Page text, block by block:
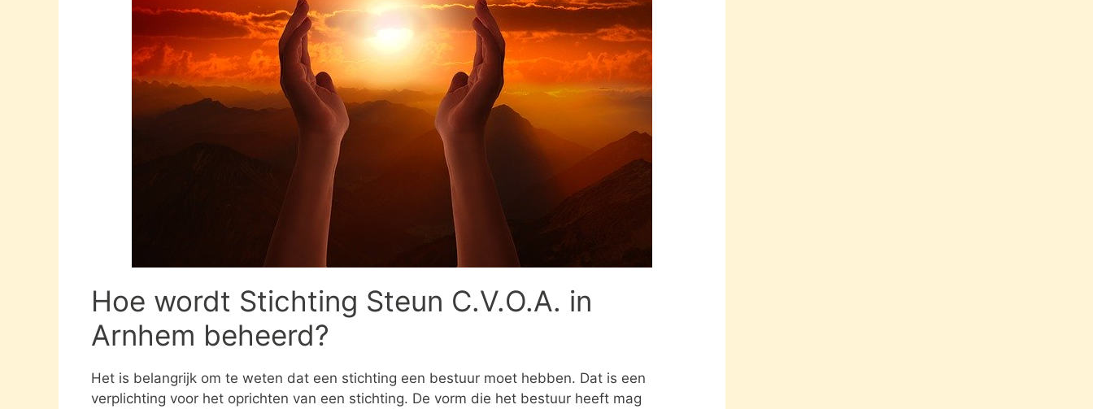
Hoe wordt Stichting Steun C.V.O.A. in
Arnhem beheerd?
Het is belangrijk om te weten dat een stichting een bestuur moet hebben. Dat is een
verplichting voor het oprichten van een stichting. De vorm die het bestuur heeft mag